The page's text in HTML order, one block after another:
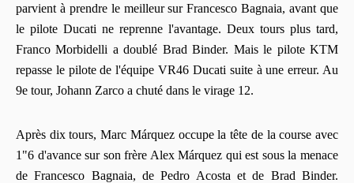
parvient à prendre le meilleur sur Francesco Bagnaia, avant que
le pilote Ducati ne reprenne l'avantage. Deux tours plus tard,
Franco Morbidelli a doublé Brad Binder. Mais le pilote KTM
repasse le pilote de l'équipe VR46 Ducati suite à une erreur. Au
9e tour, Johann Zarco a chuté dans le virage 12.
Après dix tours, Marc Márquez occupe la tête de la course avec
1"6 d'avance sur son frère Alex Márquez qui est sous la menace
de Francesco Bagnaia, de Pedro Acosta et de Brad Binder.